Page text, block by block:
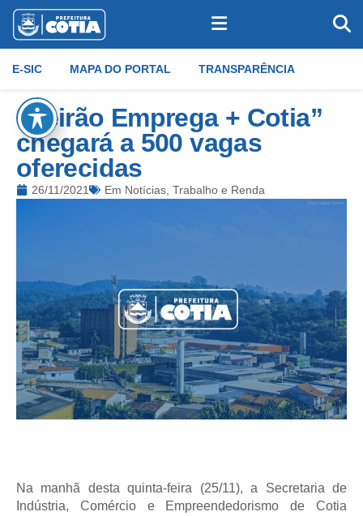
E-SIC MAPA DO PORTAL TRANSPARÊNCIA
“Feirão Emprega + Cotia”
chegará a 500 vagas
oferecidas
26/11/2021 Em Notícias Trabalho e Renda
Na manhã desta quinta-feira (25/11), a Secretaria de
Indústria, Comércio e Empreendedorismo de Cotia